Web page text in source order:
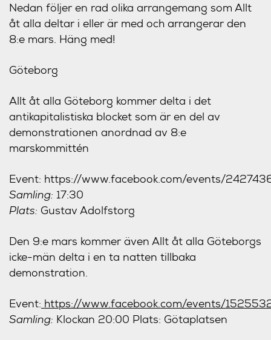
Nedan följer en rad olika arrangemang som Allt
åt alla deltar i eller är med och arrangerar den
8:e mars. Häng med!
Göteborg
Allt åt alla Göteborg kommer delta i det
antikapitalistiska blocket som är en del av
demonstrationen anordnad av 8:e
marskommittén
Event: https://www.facebook.com/events/
Samling: 17:30
Plats: Gustav Adolfstorg
Den 9:e mars kommer även Allt åt alla Göteborgs
icke-män delta i en ta natten tillbaka
demonstration.
Event: https://www.facebook.com/events/
Samling: Klockan 20:00 Plats: Götaplatsen